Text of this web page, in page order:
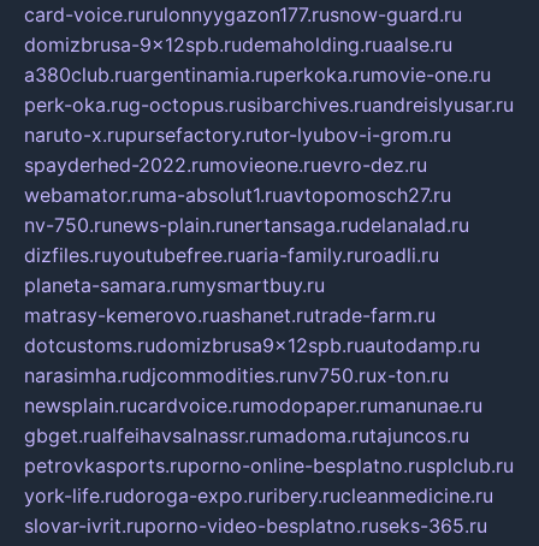
card-voice.rurulonnyygazon177.rusnow-guard.ru
domizbrusa-9x12spb.rudemaholding.ruaalse.ru
a380club.ruargentinamia.ruperkoka.rumovie-one.ru
perk-oka.rug-octopus.rusibarchives.ruandreislyusar.ru
naruto-x.rupursefactory.rutor-lyubov-i-grom.ru
spayderhed-2022.rumovieone.ruevro-dez.ru
webamator.ruma-absolut1.ruavtopomosch27.ru
nv-750.runews-plain.runertansaga.rudelanalad.ru
dizfiles.ruyoutubefree.ruaria-family.ruroadli.ru
planeta-samara.rumysmartbuy.ru
matrasy-kemerovo.ruashanet.rutrade-farm.ru
dotcustoms.rudomizbrusa9x12spb.ruautodamp.ru
narasimha.rudjcommodities.runv750.rux-ton.ru
newsplain.rucardvoice.rumodopaper.rumanunae.ru
gbget.rualfeihavsalnassr.rumadoma.rutajuncos.ru
petrovkasports.ruporno-online-besplatno.rusplclub.ru
york-life.rudoroga-expo.ruribery.rucleanmedicine.ru
slovar-ivrit.ruporno-video-besplatno.ruseks-365.ru